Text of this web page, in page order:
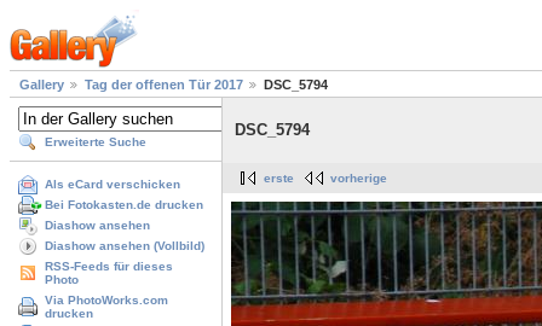
Gallery Tag der offenen Tür 2017 DSC_5794
Erweiterte Suche
Als eCard verschicken
Bei Fotokasten.de drucken
Diashow ansehen
Diashow ansehen (Vollbild)
RSS-Feeds für dieses
Photo
Via PhotoWorks.com
drucken
DSC_5794
erste vorherige